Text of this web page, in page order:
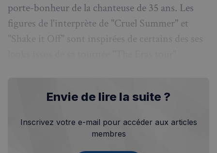
porte-bonheur de la chanteuse de 35 ans. Les
figures de l'interprète de "Cruel Summer" et
"Shake it Off" sont inspirées de certains des ses
Envie de lire la suite ?
Inscrivez votre e-mail pour accéder aux articles
membres